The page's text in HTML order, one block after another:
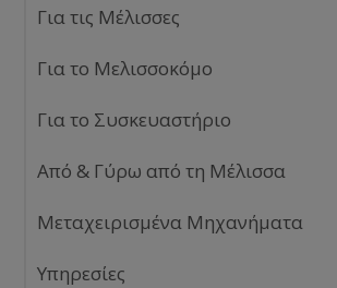
Για τις Μέλισσες
Για το Μελισσοκόμο
Για το Συσκευαστήριο
Από & Γύρω από τη Μέλισσα
Μεταχειρισμένα Μηχανήματα
Υπηρεσίες